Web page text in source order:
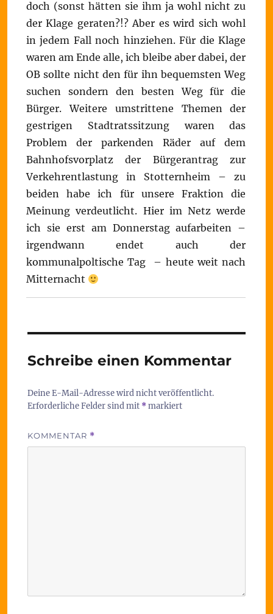
doch (sonst hätten sie ihm ja wohl nicht zu
der Klage geraten?!? Aber es wird sich wohl
in jedem Fall noch hinziehen. Für die Klage
waren am Ende alle, ich bleibe aber dabei, der
OB sollte nicht den für ihn bequemsten Weg
suchen sondern den besten Weg für die
Bürger. Weitere umstrittene Themen der
gestrigen Stadtratssitzung waren das
Problem der parkenden Räder auf dem
Bahnhofsvorplatz der Bürgerantrag zur
Verkehrentlastung in Stotternheim – zu
beiden habe ich für unsere Fraktion die
Meinung verdeutlicht. Hier im Netz werde
ich sie erst am Donnerstag aufarbeiten –
irgendwann endet auch der
kommunalpoltische Tag – heute weit nach
Mitternacht
Schreibe einen Kommentar
Deine E-Mail-Adresse wird nicht veröffentlicht.
Erforderliche Felder sind mit *markiert
KOMMENTAR *